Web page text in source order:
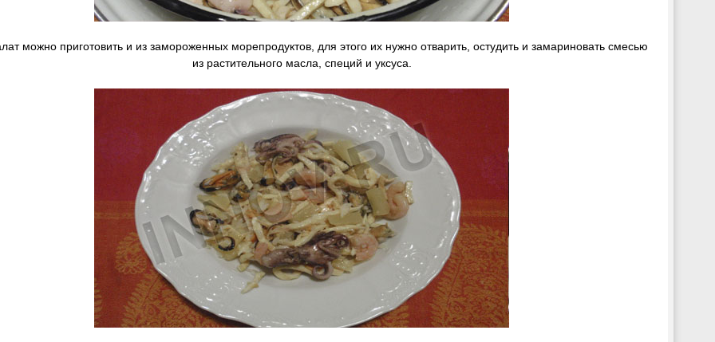
можно приготовить и из замороженных морепродуктов, для этого их нужно отварить, остудить и замариновать смесью
из растительного масла, специй и уксуса.